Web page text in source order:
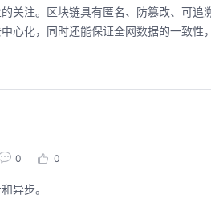
关注。区块链具有匿名、防篡改、可
心化，同时还能保证全网数据的一致性
0 0
异步。